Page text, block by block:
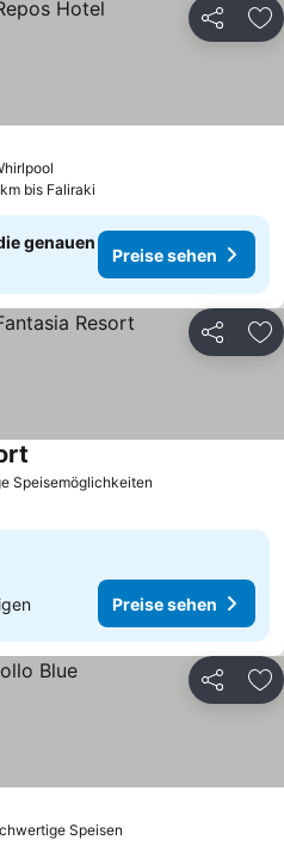
Teilen
bis Faliraki
genauen
Preise sehen
Teilen
Speisemöglichkeiten
Preise sehen
Teilen
Speisen